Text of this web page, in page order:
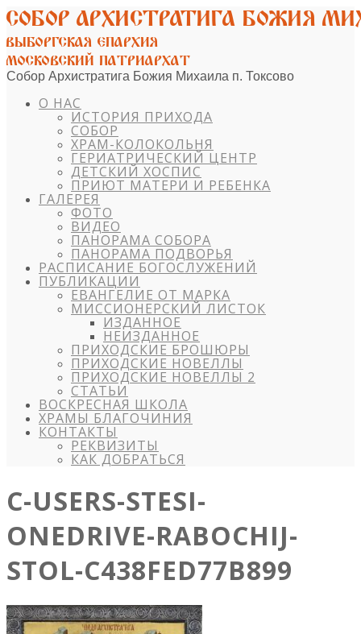
Собор Архистратига Божия Михаила п. Токсово
О НАС
ИСТОРИЯ ПРИХОДА
СОБОР
ХРАМ-КОЛОКОЛЬНЯ
ГЕРИАТРИЧЕСКИЙ ЦЕНТР
ДЕТСКИЙ ХОСПИС
ПРИЮТ МАТЕРИ И РЕБЕНКА
ГАЛЕРЕЯ
ФОТО
ВИДЕО
ПАНОРАМА СОБОРА
ПАНОРАМА ПОДВОРЬЯ
РАСПИСАНИЕ БОГОСЛУЖЕНИЙ
ПУБЛИКАЦИИ
ЕВАНГЕЛИЕ ОТ МАРКА
МИССИОНЕРСКИЙ ЛИСТОК
ИЗДАННОЕ
НЕИЗДАННОЕ
ПРИХОДСКИЕ БРОШЮРЫ
ПРИХОДСКИЕ НОВЕЛЛЫ
ПРИХОДСКИЕ НОВЕЛЛЫ 2
СТАТЬИ
ВОСКРЕСНАЯ ШКОЛА
ХРАМЫ БЛАГОЧИНИЯ
КОНТАКТЫ
РЕКВИЗИТЫ
КАК ДОБРАТЬСЯ
C-USERS-STESI-
ONEDRIVE-RABOCHIJ-
STOL-C438FED77B899